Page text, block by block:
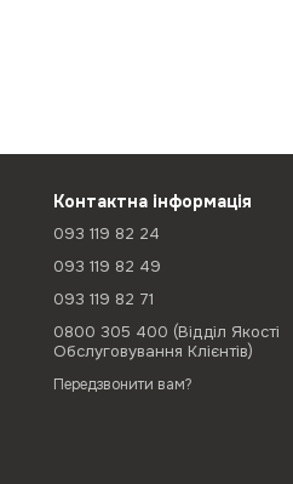
Контактна інформація
093 119 82 24
093 119 82 49
093 119 82 71
0800 305 400 (Відділ Якості
Обслуговування Клієнтів)
Передзвонити вам?